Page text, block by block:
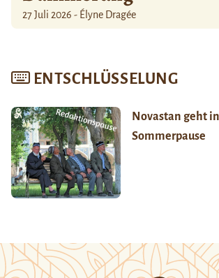
27 Juli 2026 - Élyne Dragée
ENTSCHLÜSSELUNG
Novastan geht
Sommerpause